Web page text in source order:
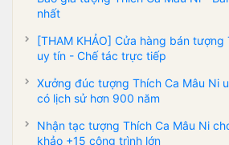
nhất
[THAM KHẢO] Cửa hàng bán tượng
uy tín - Chế tác trực tiếp
Xưởng đúc tượng Thích Ca Mâu Ni
có lịch sử hơn 900 năm
Nhận tạc tượng Thích Ca Mâu Ni
khảo +15 công trình lớn